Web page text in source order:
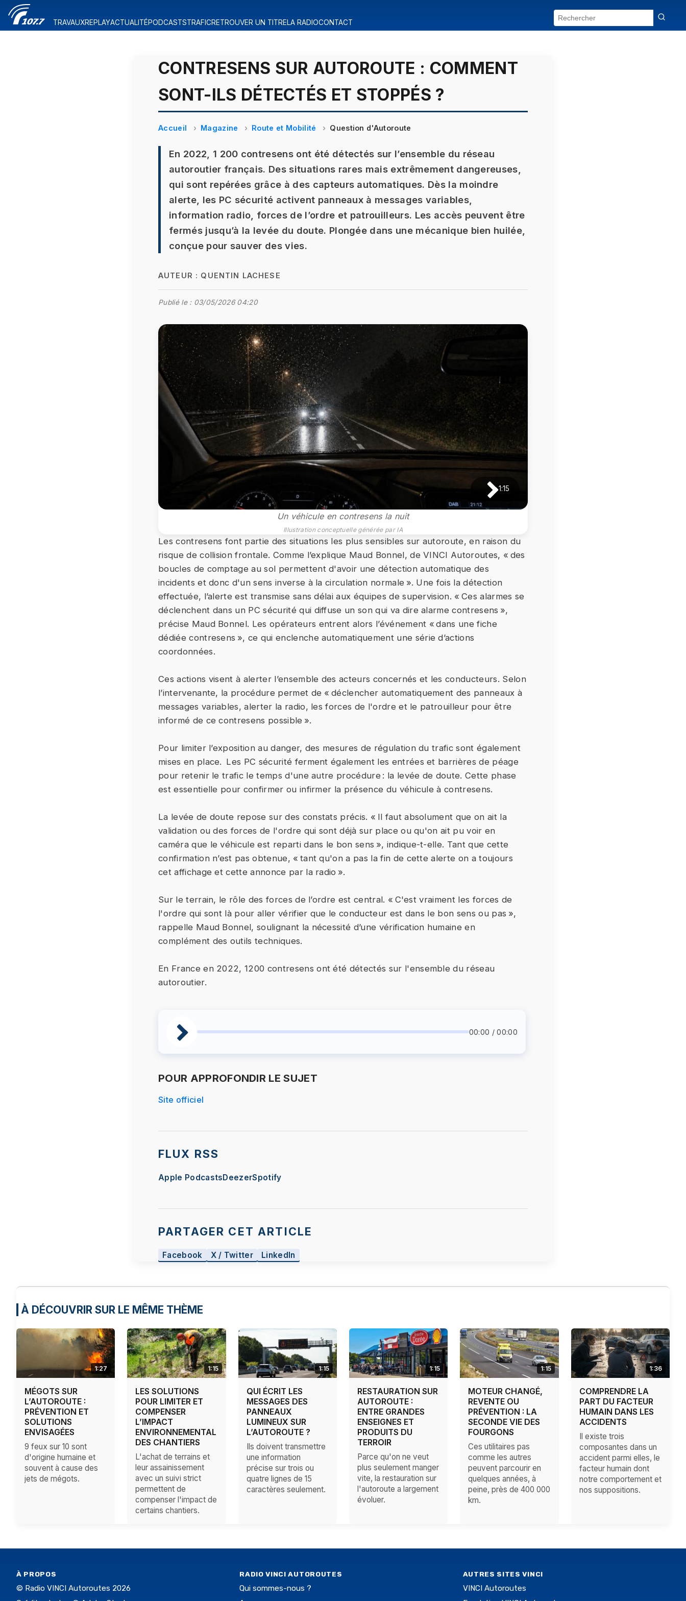
TRAVAUXREPLAYACTUALITÉPODCASTSTRAFICRETROUVER UN TITRELA RADIOCONTACT
CONTRESENS SUR AUTOROUTE : COMMENT
SONT-ILS DÉTECTÉS ET STOPPÉS ?
Accueil Magazine Route et Mobilité Question d'Autoroute
En 2022, 1 200 contresens ont été détectés sur l’ensemble du réseau
autoroutier français. Des situations rares mais extrêmement dangereuses,
qui sont repérées grâce à des capteurs automatiques. Dès la moindre
alerte, les PC sécurité activent panneaux à messages variables,
information radio, forces de l’ordre et patrouilleurs. Les accès peuvent être
fermés jusqu’à la levée du doute. Plongée dans une mécanique bien huilée,
conçue pour sauver des vies.
AUTEUR : QUENTIN LACHESE
Publié le : 03/05/2026 04:20
1:15
Un véhicule en contresens la nuit
Illustration conceptuelle générée par IA
Les contresens font partie des situations les plus sensibles sur autoroute, en raison du
risque de collision frontale. Comme l’explique Maud Bonnel, de VINCI Autoroutes, « des
boucles de comptage au sol permettent d'avoir une détection automatique des
incidents et donc d'un sens inverse à la circulation normale ». Une fois la détection
effectuée, l’alerte est transmise sans délai aux équipes de supervision. « Ces alarmes se
déclenchent dans un PC sécurité qui diffuse un son qui va dire alarme contresens »,
précise Maud Bonnel. Les opérateurs entrent alors l’événement « dans une fiche
dédiée contresens », ce qui enclenche automatiquement une série d’actions
coordonnées.
Ces actions visent à alerter l’ensemble des acteurs concernés et les conducteurs. Selon
l’intervenante, la procédure permet de « déclencher automatiquement des panneaux à
messages variables, alerter la radio, les forces de l'ordre et le patrouilleur pour être
informé de ce contresens possible ».
Pour limiter l’exposition au danger, des mesures de régulation du trafic sont également
mises en place. Les PC sécurité ferment également les entrées et barrières de péage
pour retenir le trafic le temps d'une autre procédure : la levée de doute. Cette phase
est essentielle pour confirmer ou infirmer la présence du véhicule à contresens.
La levée de doute repose sur des constats précis. « Il faut absolument que on ait la
validation ou des forces de l'ordre qui sont déjà sur place ou qu'on ait pu voir en
caméra que le véhicule est reparti dans le bon sens », indique-t-elle. Tant que cette
confirmation n’est pas obtenue, « tant qu'on a pas la fin de cette alerte on a toujours
cet affichage et cette annonce par la radio ».
Sur le terrain, le rôle des forces de l’ordre est central. « C'est vraiment les forces de
l'ordre qui sont là pour aller vérifier que le conducteur est dans le bon sens ou pas »,
rappelle Maud Bonnel, soulignant la nécessité d’une vérification humaine en
complément des outils techniques.
En France en 2022, 1200 contresens ont été détectés sur l'ensemble du réseau
autoroutier.
00:00 / 00:00
POUR APPROFONDIR LE SUJET
Site officiel
FLUX RSS
Apple Podcasts DeezerSpotify
PARTAGER CET ARTICLE
Facebook X / Twitter LinkedIn
À DÉCOUVRIR SUR LE MÊME THÈME
1:27
MÉGOTS SUR
L’AUTOROUTE :
PRÉVENTION ET
SOLUTIONS
ENVISAGÉES
9 feux sur 10 sont
d'origine humaine et
souvent à cause des
jets de mégots.
1:15
LES SOLUTIONS
POUR LIMITER ET
COMPENSER
L’IMPACT
ENVIRONNEMENTAL
DES CHANTIERS
L'achat de terrains et
leur assainissement
avec un suivi strict
permettent de
compenser l'impact de
certains chantiers.
1:15
QUI ÉCRIT LES
MESSAGES DES
PANNEAUX
LUMINEUX SUR
L’AUTOROUTE ?
Ils doivent transmettre
une information
précise sur trois ou
quatre lignes de 15
caractères seulement.
1:15
RESTAURATION SUR
AUTOROUTE :
ENTRE GRANDES
ENSEIGNES ET
PRODUITS DU
TERROIR
Parce qu'on ne veut
plus seulement manger
vite, la restauration sur
l'autoroute a largement
évoluer.
1:15
MOTEUR CHANGÉ,
REVENTE OU
PRÉVENTION : LA
SECONDE VIE DES
FOURGONS
Ces utilitaires pas
comme les autres
peuvent parcourir en
quelques années, à
peine, près de 400 000
km.
1:36
COMPRENDRE LA
PART DU FACTEUR
HUMAIN DANS LES
ACCIDENTS
Il existe trois
composantes dans un
accident parmi elles, le
facteur humain dont
notre comportement et
nos suppositions.
À PROPOS
© Radio VINCI Autoroutes 2026
RADIO VINCI AUTOROUTES
Qui sommes-nous ?
AUTRES SITES VINCI
VINCI Autoroutes